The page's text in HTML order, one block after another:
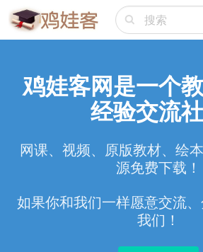
鸡娃客网是一个
经验交流
网课、视频、原版教材、绘
源免费下载！
如果你和我们一样愿意交流
我们！